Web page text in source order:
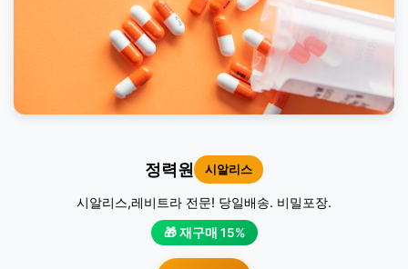
정력원 시알리스
시알리스,레비트라 전문! 당일배송. 비밀포장.
🎁 재구매 15%